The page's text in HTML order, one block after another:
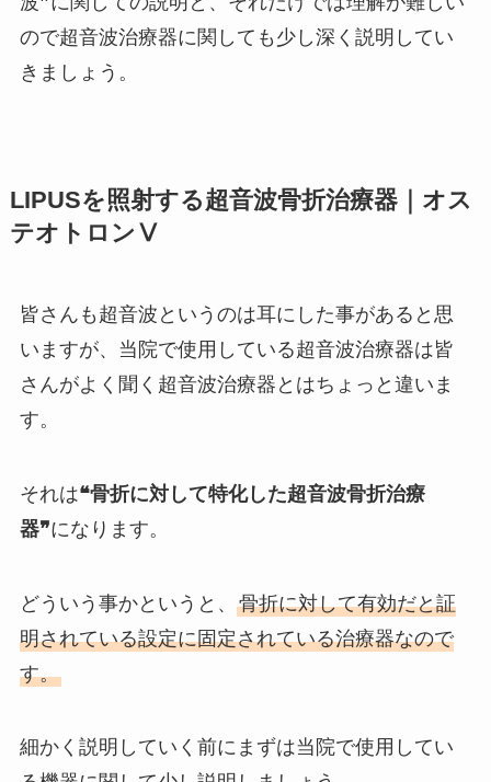
ので超音波治療器に関しても少し深く説明してい
きましょう。
LIPUSを照射する超音波骨折治療器｜オス
テオトロンⅤ
皆さんも超音波というのは耳にした事があると思
いますが、当院で使用している超音波治療器は皆
さんがよく聞く超音波治療器とはちょっと違いま
す。
それは❝骨折に対して特化した超音波骨折治療
器❞になります。
どういう事かというと、 骨折に対して有効だと証
明されている設定に固定されている治療器なので
す。
細かく説明していく前にまずは当院で使用してい